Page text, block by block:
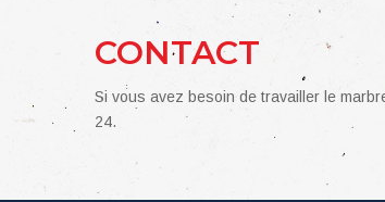
CONTACT
Si vous avez besoin de travailler le
24.